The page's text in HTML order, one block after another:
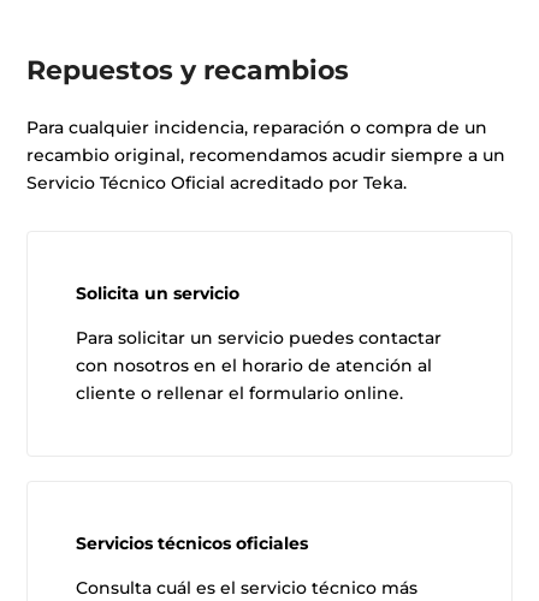
Repuestos y recambios
Para cualquier incidencia, reparación o compra de un
recambio original, recomendamos acudir siempre a un
Servicio Técnico Oficial acreditado por Teka.
Solicita un servicio
Para solicitar un servicio puedes contactar
con nosotros en el horario de atención al
cliente o rellenar el formulario online.
Servicios técnicos oficiales
Consulta cuál es el servicio técnico más